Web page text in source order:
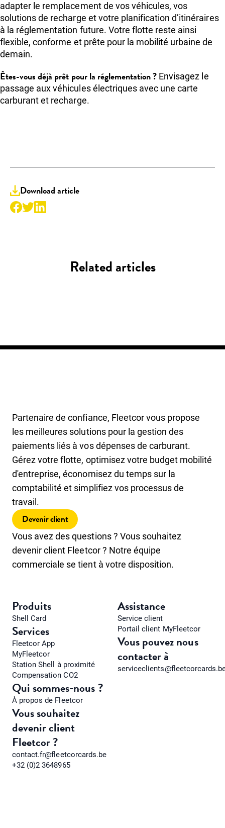
adapter le remplacement de vos véhicules, vos
solutions de recharge et votre planification d’itinéraires
à la réglementation future. Votre flotte reste ainsi
flexible, conforme et prête pour la mobilité urbaine de
demain.
Êtes-vous déjà prêt pour la réglementation ? Envisagez le
passage aux véhicules électriques avec une carte
carburant et recharge.
Download article
Related articles
Partenaire de confiance, Fleetcor vous propose
les meilleures solutions pour la gestion des
paiements liés à vos dépenses de carburant.
Gérez votre flotte, optimisez votre budget mobilité
d'entreprise, économisez du temps sur la
comptabilité et simplifiez vos processus de
travail.
Devenir client
Vous avez des questions ? Vous souhaitez
devenir client Fleetcor ? Notre équipe
commerciale se tient à votre disposition.
Produits
Shell Card
Services
Fleetcor App
MyFleetcor
Station Shell à proximité
Compensation CO2
Assistance
Service client
Portail client MyFleetcor
Vous pouvez nous
contacter à
Qui sommes-nous ?
À propos de Fleetcor
Vous souhaitez
devenir client
Fleetcor ?
contact.fr@fleetcorcards.be
+32 (0)2 3648965